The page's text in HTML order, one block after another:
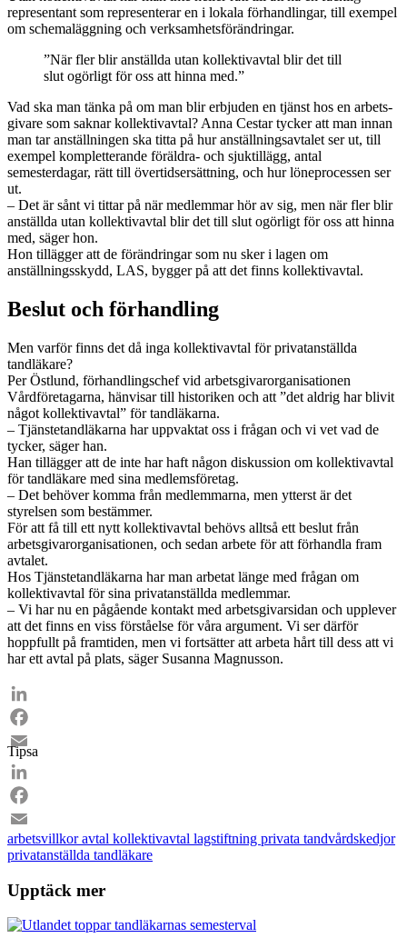
representant som representerar en i lokala förhandlingar, till exempel
om schemaläggning och verksamhetsförändringar.
”När fler blir anställda utan kollektivavtal blir det till
slut ogörligt för oss att hinna med.”
Vad ska man tänka på om man blir erbjuden en tjänst hos en arbets­
givare som saknar kollektivavtal? Anna Cestar tycker att man innan
man tar anställningen ska titta på hur anställningsavtalet ser ut, till
exempel kompletterande föräldra- och sjuktillägg, antal
semesterdagar, rätt till övertidsersättning, och hur löneprocessen ser
ut.
– Det är sånt vi tittar på när medlemmar hör av sig, men när fler blir
anställda utan kollektivavtal blir det till slut ogörligt för oss att hinna
med, säger hon.
Hon tillägger att de förändringar som nu sker i lagen om
anställningsskydd, LAS, bygger på att det finns kollektivavtal.
Beslut och förhandling
Men varför finns det då inga kollektivavtal för privatanställda
tandläkare?
Per Östlund, förhandlingschef vid arbetsgivarorganisationen
Vårdföretagarna, hänvisar till historiken och att ”det aldrig har blivit
något kollektivavtal” för tandläkarna.
– Tjänstetandläkarna har uppvaktat oss i frågan och vi vet vad de
tycker, säger han.
Han tillägger att de inte har haft någon diskussion om kollektivavtal
för tandläkare med sina medlems­företag.
– Det behöver komma från medlemmarna, men ytterst är det
styrelsen som bestämmer.
För att få till ett nytt kollektivavtal behövs alltså ett beslut från
arbetsgivarorganisationen, och sedan arbete för att förhandla fram
avtalet.
Hos Tjänstetandläkarna har man arbetat länge med frågan om
kollektivavtal för sina privatanställda medlemmar.
– Vi har nu en pågående kontakt med arbetsgivarsidan och upplever
att det finns en viss förståelse för våra argument. Vi ser därför
hoppfullt på fram­tiden, men vi fortsätter att arbeta hårt till dess att vi
har ett avtal på plats, säger Susanna Magnusson.
LinkedIn
Facebook
Email
Tipsa
LinkedIn
Facebook
Email
arbetsvillkoravtal kollektivavtal lagstiftning privata tandvårdskedjor
privatanställda tandläkare
Upptäck mer